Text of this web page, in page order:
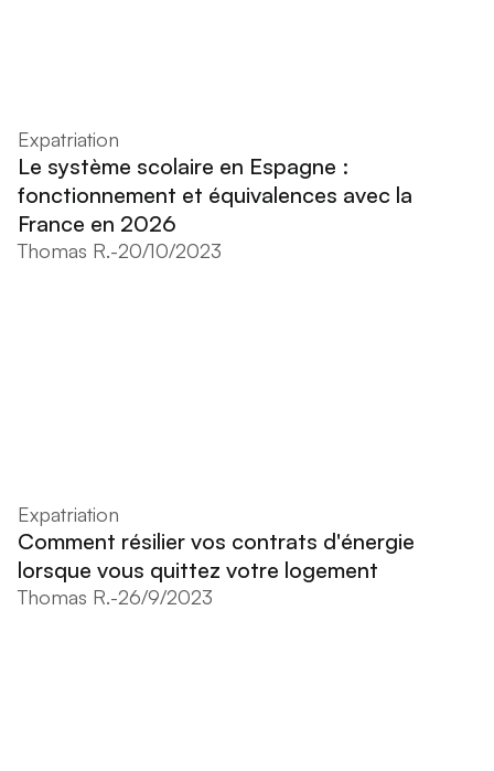
Expatriation
Le système scolaire en Espagne :
fonctionnement et équivalences avec la
France en 2026
Thomas R.-20/10/2023
Expatriation
Comment résilier vos contrats d'énergie
lorsque vous quittez votre logement
Thomas R.-26/9/2023